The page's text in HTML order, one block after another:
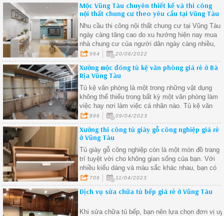
Mộc Vũng Tàu chuyên thiết kế và thi công
nội thất chung cư theo yêu cầu tại Vũng Tàu
Nhu cầu thi công nội thất chung cư tại Vũng Tàu
ngày càng tăng cao do xu hướng hiện nay mua
nhà chung cư của người dân ngày càng nhiều,
nắm bắt được xu hướng này Mộc Vũng Tàu
thiết kế và thi công nội thất chung cư trọn gói với
những ưu đãi và chất lượng tốt nhất để đáp ứng
nhu cầu khách hàng.
964 20/06/2022
Xưởng mộc đóng tủ kệ văn phòng giá rẻ ở Bà
Rịa Vũng Tàu
Tủ kệ văn phòng là một trong những vật dụng
không thể thiếu trong bất kỳ một văn phòng làm
việc hay nơi làm việc cá nhân nào. Tủ kệ văn
phòng giúp cho việc tổ chức và lưu trữ tài liệu
nên dễ dàng hơn, giúp cho không gian làm việc
trở nên gọn gàng và ngăn nắp hơn
896 09/04/2023
Xưởng thi công tủ giày gỗ công nghiệp giá rẻ
ở Vũng Tàu
Tủ giày gỗ công nghiệp còn là một món đồ trang
trí tuyệt vời cho không gian sống của bạn. Với
nhiều kiểu dáng và màu sắc khác nhau, bạn có
thể chọn một sản phẩm phù hợp với phong cách
nội thất của nhà bạn
706 11/04/2023
Dịch vụ sửa chữa tủ bếp giá rẻ ở Vũng Tàu
Khi sửa chữa tủ bếp, bạn nên lựa chọn đơn vị uy